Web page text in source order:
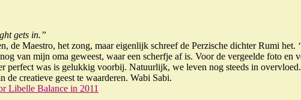
gets in.”
de Maestro, het zong, maar eigenlijk schreef de Perzische dichter Rumi het.
van mijn oma geweest, waar een scherfje af is. Voor de vergeelde foto
perfect was is gelukkig voorbij. Natuurlijk, we leven nog steeds in
de creatieve geest te waarderen. Wabi Sabi.
Libelle Balance in 2011